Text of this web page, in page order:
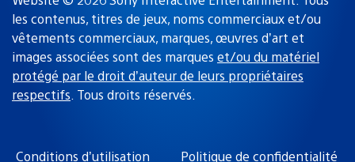
les contenus, titres de jeux, noms commerciaux et/ou
vêtements commerciaux, marques, œuvres d’art et
images associées sont des marques et/ou du matériel
protégé par le droit d’auteur de leurs propriétaires
respectifs. Tous droits réservés.
Conditions d’utilisation Politique de confidentialité